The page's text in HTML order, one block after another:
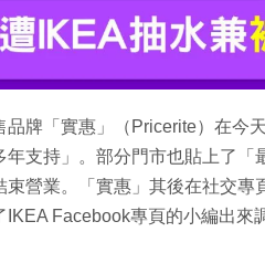
品牌「實惠」（Pricerite）在今
年支持」。部分門市也貼上了
束營業。「實惠」其後在社交專
IKEA Facebook專頁的小編出來